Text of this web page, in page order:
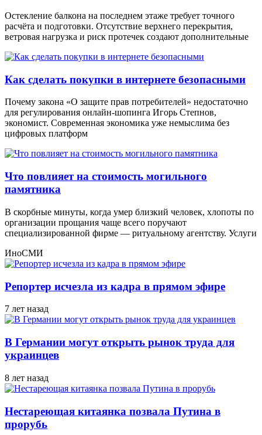
Остекление балкона на последнем этаже требует точного
расчёта и подготовки. Отсутствие верхнего перекрытия,
ветровая нагрузка и риск протечек создают дополнительные
Как сделать покупки в интернете безопасными
Почему закона «О защите прав потребителей» недостаточно
для регулирования онлайн-шопинга Игорь Степнов,
экономист. Современная экономика уже немыслима без
цифровых платформ
Что повлияет на стоимость могильного
памятника
В скорбные минуты, когда умер близкий человек, хлопоты по
организации прощания чаще всего поручают
специализированной фирме — ритуальному агентству. Услуги
ИноСМИ
Репортер исчезла из кадра в прямом эфире
7 лет назад
В Германии могут открыть рынок труда для
украинцев
8 лет назад
Нестареющая китаянка позвала Путина в
прорубь